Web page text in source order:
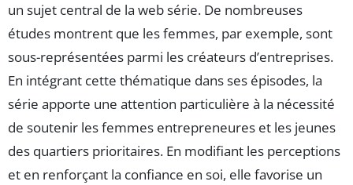
un sujet central de la web série. De nombreuses
études montrent que les femmes, par exemple, sont
sous-représentées parmi les créateurs d’entreprises.
En intégrant cette thématique dans ses épisodes, la
série apporte une attention particulière à la nécessité
de soutenir les femmes entrepreneures et les jeunes
des quartiers prioritaires. En modifiant les perceptions
et en renforçant la confiance en soi, elle favorise un